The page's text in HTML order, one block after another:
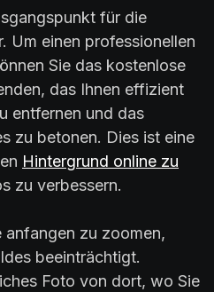
für die
Um einen professionellen
Sie das kostenlose
das Ihnen effizient
entfernen und das
zu betonen. Dies ist eine
Hintergrund online zu
zu verbessern.
anfangen zu zoomen,
beeinträchtigt.
Foto von dort, wo Sie